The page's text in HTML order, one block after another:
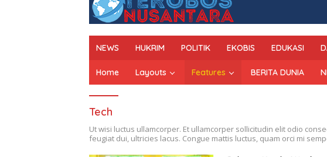
NEWS HUKRIM POLITIK EKOBIS EDUKASI
Home Layouts Features BERITA DUNIA
Tech
Ut wisi luctus ullamcorper. Et ullamcorper sollicitudin elit odio
feugiat dui, ultricies lacus. Congue mattis luctus, quam orci mi